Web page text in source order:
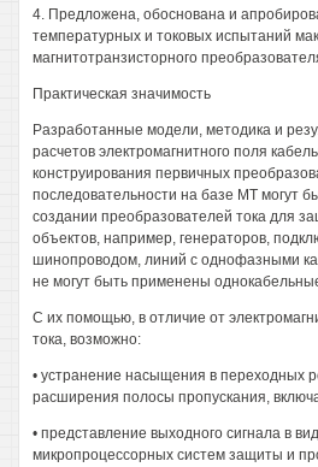
4. Предложена, обоснована и
температурных и токовых испытаний
магнитотранзисторного
Практическая значимость
Разработанные модели, методика и
расчетов электромагнитного поля
конструирования первичных
последовательности на базе МТ могут
создании преобразователей тока для
объектов, например, генераторов,
шинопроводом, линий с однофазными
не могут быть применены
С их помощью, в отличие от
тока, возможно:
• устранение насыщения в переходных
расширения полосы пропускания,
• представление выходного сигнала в
микропроцессорных систем защиты и